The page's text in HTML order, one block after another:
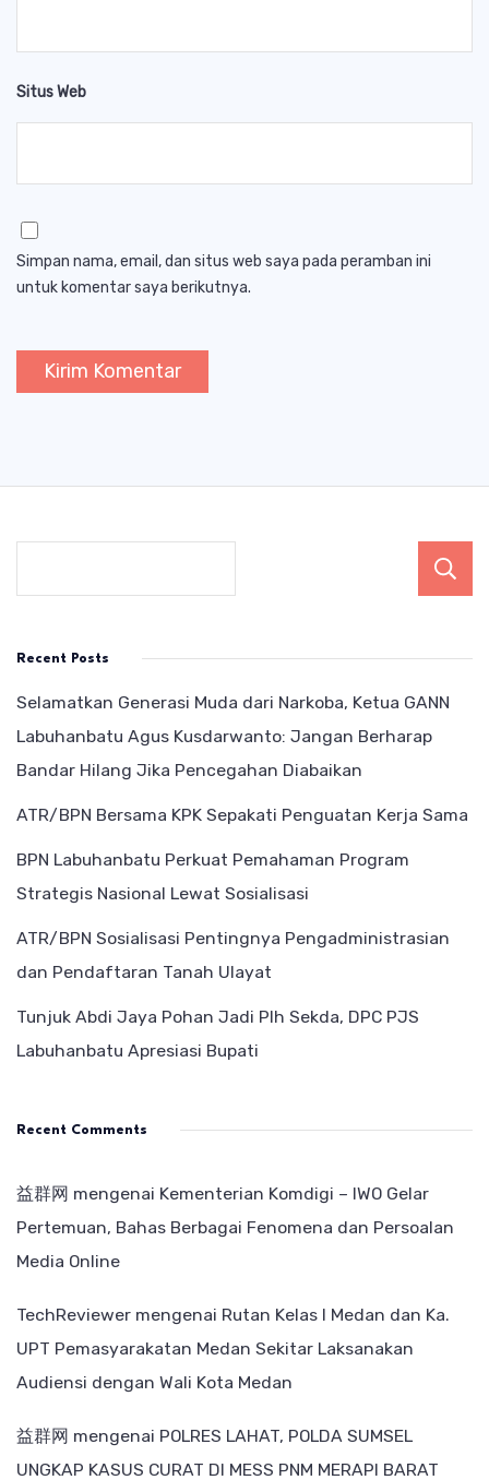
Situs Web
Simpan nama, email, dan situs web saya pada peramban ini
untuk komentar saya berikutnya.
Recent Posts
Selamatkan Generasi Muda dari Narkoba, Ketua GANN
Labuhanbatu Agus Kusdarwanto: Jangan Berharap
Bandar Hilang Jika Pencegahan Diabaikan
ATR/BPN Bersama KPK Sepakati Penguatan Kerja Sama
BPN Labuhanbatu Perkuat Pemahaman Program
Strategis Nasional Lewat Sosialisasi
ATR/BPN Sosialisasi Pentingnya Pengadministrasian
dan Pendaftaran Tanah Ulayat
Tunjuk Abdi Jaya Pohan Jadi Plh Sekda, DPC PJS
Labuhanbatu Apresiasi Bupati
Recent Comments
益群网 mengenai Kementerian Komdigi – IWO Gelar
Pertemuan, Bahas Berbagai Fenomena dan Persoalan
Media Online
TechReviewer mengenai Rutan Kelas I Medan dan Ka.
UPT Pemasyarakatan Medan Sekitar Laksanakan
Audiensi dengan Wali Kota Medan
益群网 mengenai POLRES LAHAT, POLDA SUMSEL
UNGKAP KASUS CURAT DI MESS PNM MERAPI BARAT